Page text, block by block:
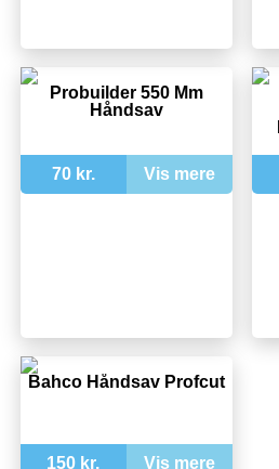
Probuilder 550 Mm
Håndsav
70 kr. Vis mere
Bahco Håndsav Profcut
150 kr. Vis mere